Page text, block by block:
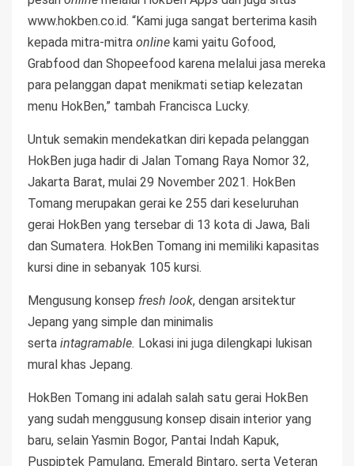
www.hokben.co.id. “Kami juga sangat berterima kasih
kepada mitra-mitra online kami yaitu Gofood,
Grabfood dan Shopeefood karena melalui jasa mereka
para pelanggan dapat menikmati setiap kelezatan
menu HokBen,” tambah Francisca Lucky.
Untuk semakin mendekatkan diri kepada pelanggan
HokBen juga hadir di Jalan Tomang Raya Nomor 32,
Jakarta Barat, mulai 29 November 2021. HokBen
Tomang merupakan gerai ke 255 dari keseluruhan
gerai HokBen yang tersebar di 13 kota di Jawa, Bali
dan Sumatera. HokBen Tomang ini memiliki kapasitas
kursi dine in sebanyak 105 kursi.
Mengusung konsep fresh look, dengan arsitektur
Jepang yang simple dan minimalis
serta intagramable. Lokasi ini juga dilengkapi lukisan
mural khas Jepang.
HokBen Tomang ini adalah salah satu gerai HokBen
yang sudah menggusung konsep disain interior yang
baru, selain Yasmin Bogor, Pantai Indah Kapuk,
Puspiptek Pamulang, Emerald Bintaro, serta Veteran